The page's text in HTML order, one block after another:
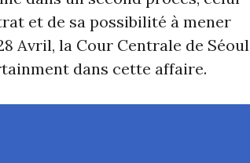
et de sa possibilité à mener
Avril, la Cour Centrale de Séoul
dans cette affaire.